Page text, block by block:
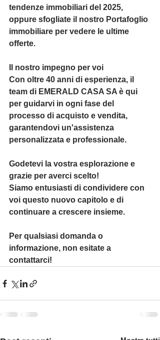
tendenze immobiliari del 2025,
oppure sfogliate il nostro Portafoglio
immobiliare per vedere le ultime
offerte.
Il nostro impegno per voi
Con oltre 40 anni di esperienza, il
team di EMERALD CASA SA è qui
per guidarvi in ogni fase del
processo di acquisto e vendita,
garantendovi un'assistenza
personalizzata e professionale.
Godetevi la vostra esplorazione e
grazie per averci scelto!
Siamo entusiasti di condividere con
voi questo nuovo capitolo e di
continuare a crescere insieme.
Per qualsiasi domanda o
informazione, non esitate a
contattarci!